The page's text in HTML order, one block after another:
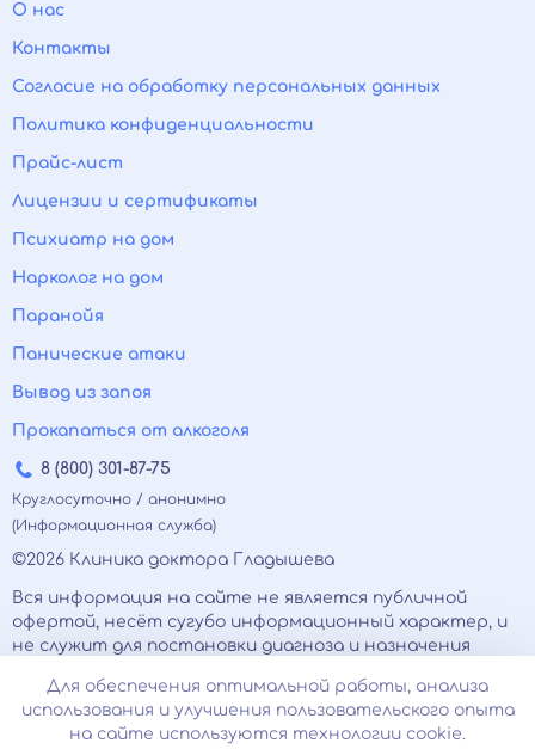
О нас
Контакты
Согласие на обработку персональных данных
Политика конфиденциальности
Прайс-лист
Лицензии и сертификаты
Психиатр на дом
Нарколог на дом
Паранойя
Панические атаки
Вывод из запоя
Прокапаться от алкоголя
8 (800) 301-87-75
Круглосуточно / анонимно
(Информационная служба)
©2026 Клиника доктора Гладышева
Вся информация на сайте не является публичной
офертой, несёт сугубо информационный характер, и
не служит для постановки диагноза и назначения
Есть противопоказания, необходимо
проконсультироваться с врачом. Консультационные
услуги, оказываемые по телефону, мессенджерам и в
Для обеспечения оптимальной работы, анализа
использования и улучшения пользовательского опыта
на сайте используются технологии cookie.